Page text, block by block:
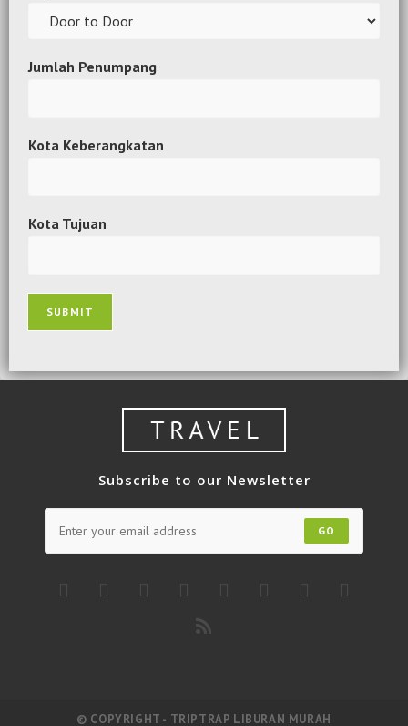
Jumlah Penumpang
Kota Keberangkatan
Kota Tujuan
SUBMIT
Subscribe to our Newsletter
GO
© COPYRIGHT - TRIPTRAP LIBURAN MURAH